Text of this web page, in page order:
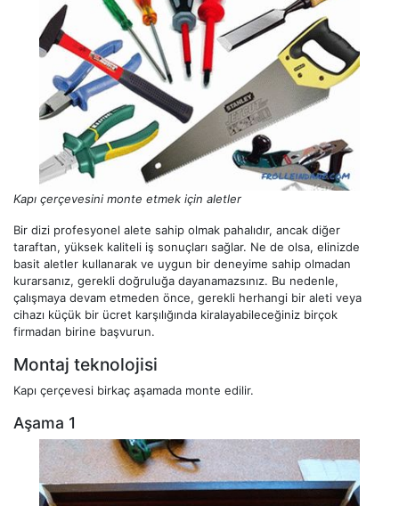
Kapı çerçevesini monte etmek için aletler
Bir dizi profesyonel alete sahip olmak pahalıdır, ancak diğer
taraftan, yüksek kaliteli iş sonuçları sağlar. Ne de olsa, elinizde
basit aletler kullanarak ve uygun bir deneyime sahip olmadan
kurarsanız, gerekli doğruluğa dayanamazsınız. Bu nedenle,
çalışmaya devam etmeden önce, gerekli herhangi bir aleti veya
cihazı küçük bir ücret karşılığında kiralayabileceğiniz birçok
firmadan birine başvurun.
Montaj teknolojisi
Kapı çerçevesi birkaç aşamada monte edilir.
Aşama 1